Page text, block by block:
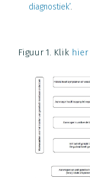
diagnostiek’.
Figuur 1. Klik hier